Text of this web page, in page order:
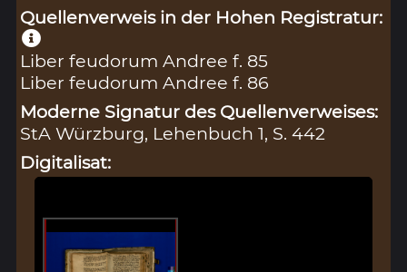
Quellenverweis in der Hohen Registratur:
Liber feudorum Andree f. 85
Liber feudorum Andree f. 86
Moderne Signatur des Quellenverweises:
StA Würzburg, Lehenbuch 1, S. 442
Digitalisat: